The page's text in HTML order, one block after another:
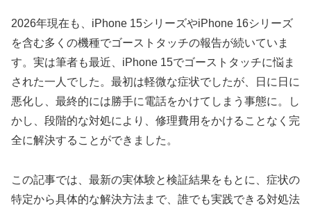
2026年現在も、iPhone 15シリーズやiPhone 16シリーズ
を含む多くの機種でゴーストタッチの報告が続いていま
す。実は筆者も最近、iPhone 15でゴーストタッチに悩ま
された一人でした。最初は軽微な症状でしたが、日に日に
悪化し、最終的には勝手に電話をかけてしまう事態に。し
かし、段階的な対処により、修理費用をかけることなく完
全に解決することができました。
この記事では、最新の実体験と検証結果をもとに、症状の
特定から具体的な解決方法まで、誰でも実践できる対処法